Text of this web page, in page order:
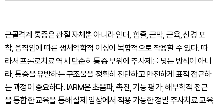
근골격계 통증은 관절 자체뿐 아니라 인대, 힘줄, 근막, 근육, 신경 포
착, 움직임에 따른 생체역학적 이상이 복합적으로 작용할 수 있다. 따
라서 프롤로치료 역시 단순히 통증 부위에 주사제를 넣는 방식이 아니
라, 통증을 유발하는 구조물을 정확히 진단하고 안전하게 표적 접근하
는 과정이 중요하다. IARM은 초음파, 촉진, 기능 평가, 해부학적 접근
을 통합한 교육을 통해 실제 임상에서 적용 가능한 정밀 주사치료 교육